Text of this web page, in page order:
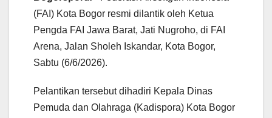
(FAI) Kota Bogor resmi dilantik oleh Ketua
Pengda FAI Jawa Barat, Jati Nugroho, di FAI
Arena, Jalan Sholeh Iskandar, Kota Bogor,
Sabtu (6/6/2026).
Pelantikan tersebut dihadiri Kepala Dinas
Pemuda dan Olahraga (Kadispora) Kota Bogor